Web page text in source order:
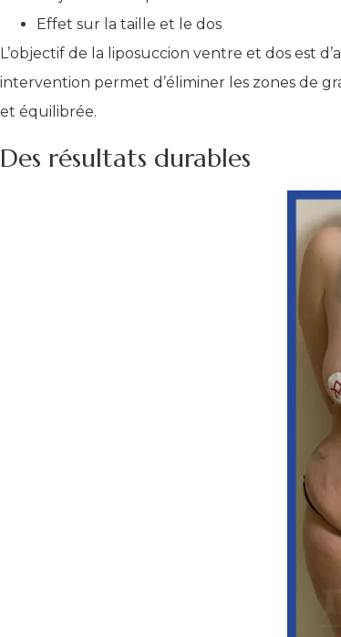
Effet sur la taille et le dos
L’objectif de la liposuccion ventre et dos est
intervention permet d’éliminer les zones de
et équilibrée.
Des résultats durables